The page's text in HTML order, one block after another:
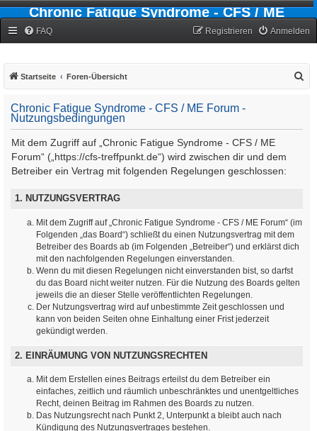
Chronic Fatigue Syndrome - CFS / ME
FAQ Anmelden
Registrieren
Startseite Foren-Übersicht
Chronic Fatigue Syndrome - CFS / ME Forum -
Nutzungsbedingungen
Mit dem Zugriff auf „Chronic Fatigue Syndrome - CFS / ME
Forum“ („https://cfs-treffpunkt.de“) wird zwischen dir und dem
Betreiber ein Vertrag mit folgenden Regelungen geschlossen:
1. NUTZUNGSVERTRAG
Mit dem Zugriff auf „Chronic Fatigue Syndrome - CFS / ME Forum“ (im
Folgenden „das Board“) schließt du einen Nutzungsvertrag mit dem
Betreiber des Boards ab (im Folgenden „Betreiber“) und erklärst dich
mit den nachfolgenden Regelungen einverstanden.
Wenn du mit diesen Regelungen nicht einverstanden bist, so darfst
du das Board nicht weiter nutzen. Für die Nutzung des Boards gelten
jeweils die an dieser Stelle veröffentlichten Regelungen.
Der Nutzungsvertrag wird auf unbestimmte Zeit geschlossen und
kann von beiden Seiten ohne Einhaltung einer Frist jederzeit
gekündigt werden.
2. EINRÄUMUNG VON NUTZUNGSRECHTEN
Mit dem Erstellen eines Beitrags erteilst du dem Betreiber ein
einfaches, zeitlich und räumlich unbeschränktes und unentgeltliches
Recht, deinen Beitrag im Rahmen des Boards zu nutzen.
Das Nutzungsrecht nach Punkt 2, Unterpunkt a bleibt auch nach
Kündigung des Nutzungsvertrages bestehen.